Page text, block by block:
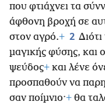
που φτιάχνει τα
άφθονη βροχή σε
στον αγρό.+ 2
μαγικής φύσης, και
ψεύδος+ και λένε
προσπαθούν να
σαν ποίμνιο·+ θα